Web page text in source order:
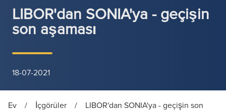
LIBOR'dan SONIA'ya - geçişin
son aşaması
18-07-2021
Ev / İçgörüler /
LIBOR'dan SONIA'ya - geçişin son